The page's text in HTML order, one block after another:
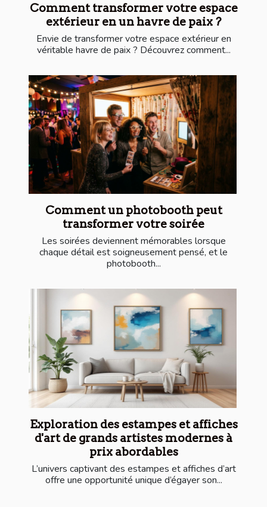
Comment transformer votre espace
extérieur en un havre de paix ?
Envie de transformer votre espace extérieur en
véritable havre de paix ? Découvrez comment...
Comment un photobooth peut
transformer votre soirée
Les soirées deviennent mémorables lorsque
chaque détail est soigneusement pensé, et le
photobooth...
Exploration des estampes et affiches
d'art de grands artistes modernes à
prix abordables
L’univers captivant des estampes et affiches d’art
offre une opportunité unique d’égayer son...